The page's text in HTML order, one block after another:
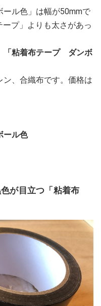
ール色」は幅が50mmで
プ」よりも太さがあっ
「粘着布テープ ダンボ
、合織布です。価格は
ル色
が目立つ「粘着布